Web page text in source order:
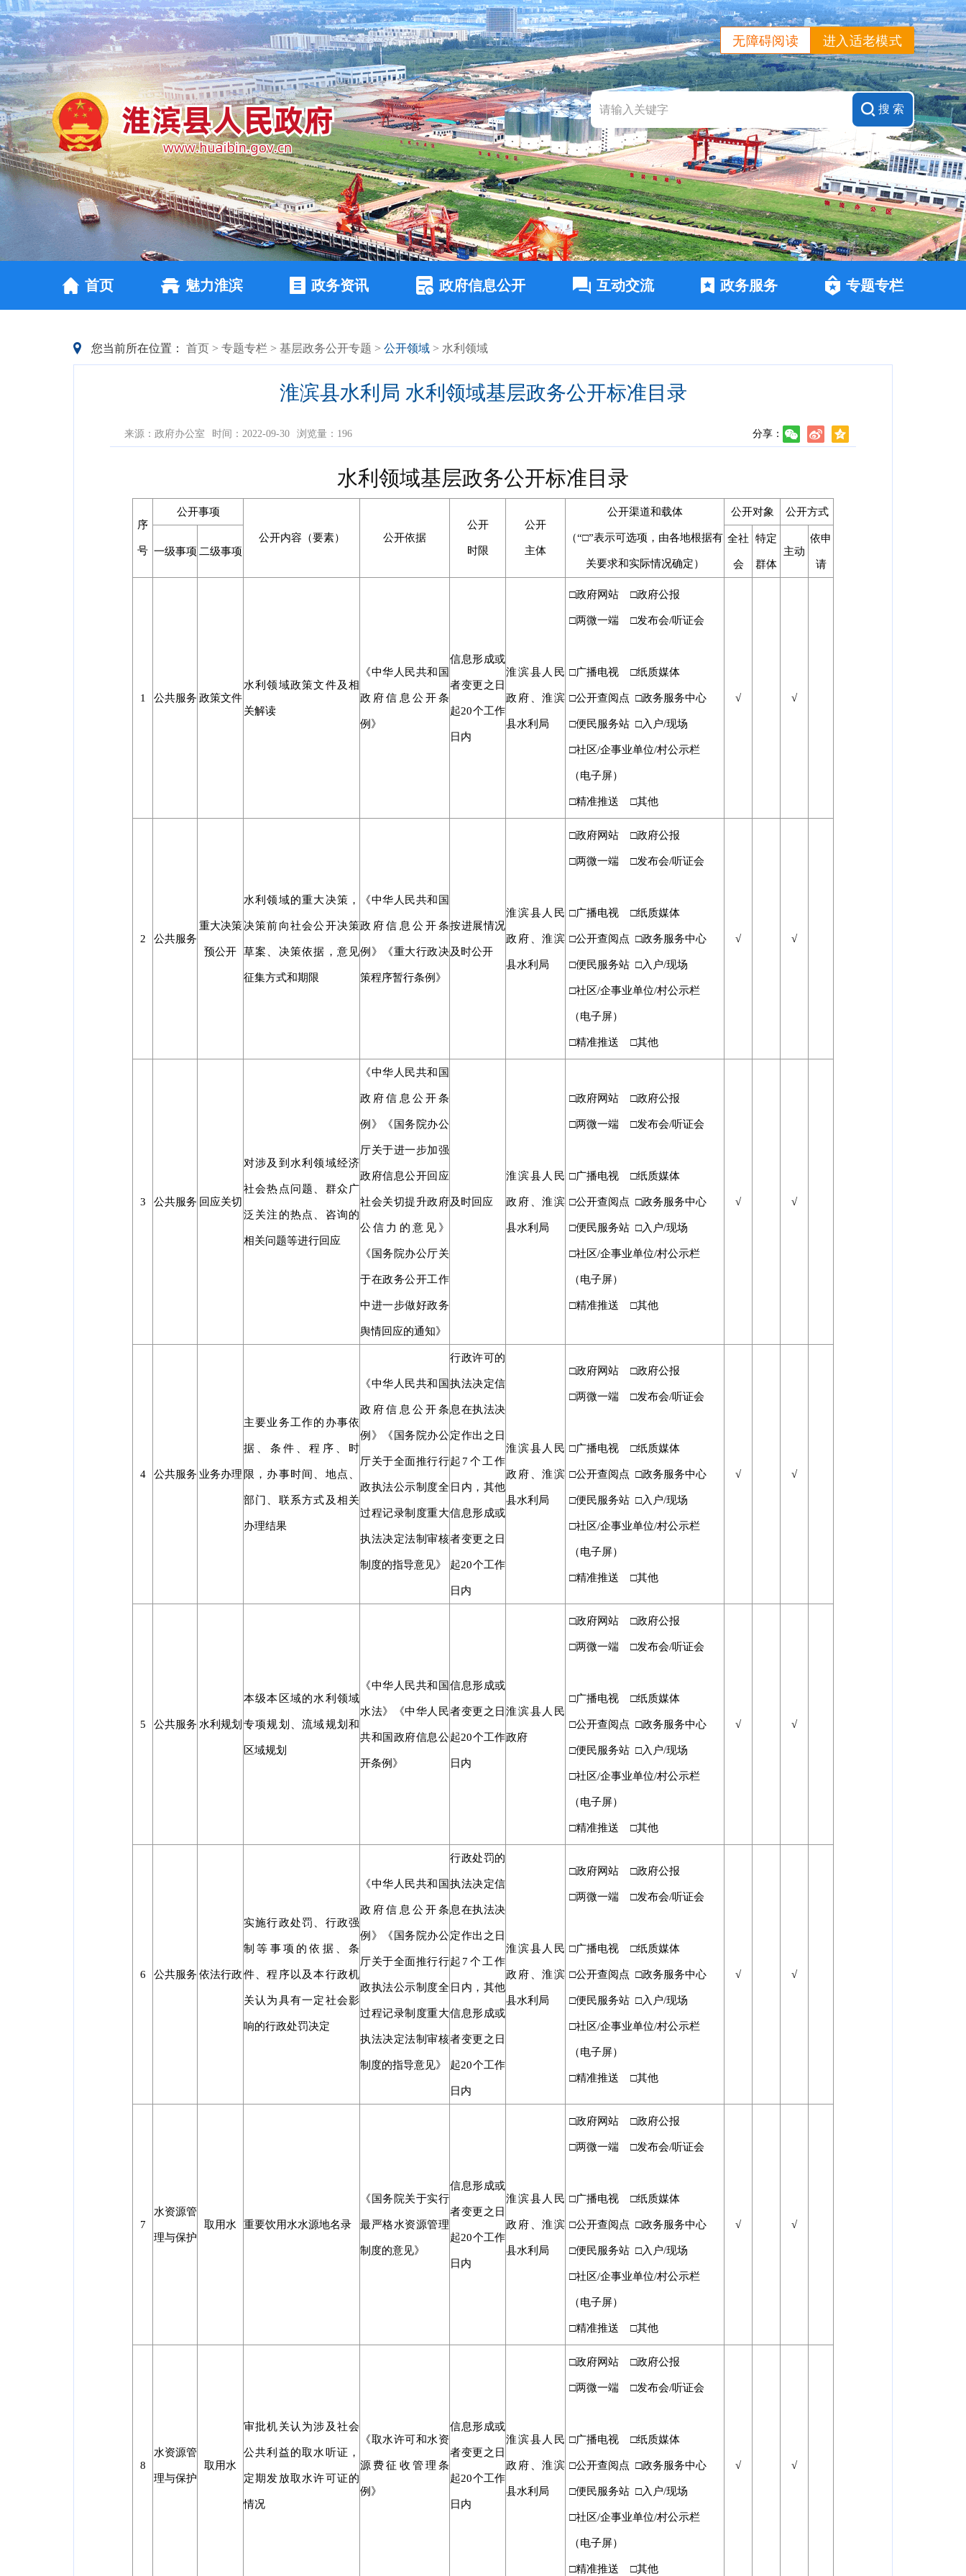
进入适老模式
无障碍阅读
首页 魅力淮滨 政务资讯 政府信息公开 互动交流 政务服务 专题专栏
您当前所在位置： 首页 > 专题专栏 > 基层政务公开专题 > 公开领域 > 水利领域
淮滨县水利局 水利领域基层政务公开标准目录
来源：政府办公室 时间：2022-09-30 浏览量： 196 分享：
水利领域基层政务公开标准目录
序
号
公开事项
公开内容（要素） 公开依据
公开
时限
公开
主体
公开渠道和载体
（“□”表示可选项，由各地根据有
关要求和实际情况确定）
公开对象 公开方式
一级事项 二级事项
全社
会
特定
群体
主动
依申
请
1 公共服务 政策文件
水利领域政策文件及相
关解读
《中华人民共和国
政府信息公开条
例》
信息形成或
者变更之日
起20个工作
日内
淮滨县人民
政府、淮滨
县水利局
□政府网站 □政府公报
□两微一端 □发布会/听证会
□广播电视 □纸质媒体
□公开查阅点 □政务服务中心
□便民服务站 □入户/现场
□社区/企事业单位/村公示栏
（电子屏）
□精准推送 □其他
√ √
2 公共服务
重大决策
预公开
水利领域的重大决策，
决策前向社会公开决策
草案、决策依据，意见
征集方式和期限
《中华人民共和国
政府信息公开条
例》《重大行政决
策程序暂行条例》
按进展情况
及时公开
淮滨县人民
政府、淮滨
县水利局
□政府网站 □政府公报
□两微一端 □发布会/听证会
□广播电视 □纸质媒体
□公开查阅点 □政务服务中心
□便民服务站 □入户/现场
□社区/企事业单位/村公示栏
（电子屏）
□精准推送 □其他
√ √
3 公共服务 回应关切
对涉及到水利领域经济
社会热点问题、群众广
泛关注的热点、咨询的
相关问题等进行回应
《中华人民共和国
政府信息公开条
例》《国务院办公
厅关于进一步加强
政府信息公开回应
社会关切提升政府
公信力的意见》
《国务院办公厅关
于在政务公开工作
中进一步做好政务
舆情回应的通知》
及时回应
淮滨县人民
政府、淮滨
县水利局
□政府网站 □政府公报
□两微一端 □发布会/听证会
□广播电视 □纸质媒体
□公开查阅点 □政务服务中心
□便民服务站 □入户/现场
□社区/企事业单位/村公示栏
（电子屏）
□精准推送 □其他
√ √
4 公共服务 业务办理
主要业务工作的办事依
据、条件、程序、时
限，办事时间、地点、
部门、联系方式及相关
办理结果
《中华人民共和国
政府信息公开条
例》《国务院办公
厅关于全面推行行
政执法公示制度全
过程记录制度重大
执法决定法制审核
制度的指导意见》
行政许可的
执法决定信
息在执法决
定作出之日
起 7个工作
日内，其他
信息形成或
者变更之日
起20个工作
日内
淮滨县人民
政府、淮滨
县水利局
□政府网站 □政府公报
□两微一端 □发布会/听证会
□广播电视 □纸质媒体
□公开查阅点 □政务服务中心
□便民服务站 □入户/现场
□社区/企事业单位/村公示栏
（电子屏）
□精准推送 □其他
√ √
5 公共服务 水利规划
本级本区域的水利领域
专项规划、流域规划和
区域规划
《中华人民共和国
水法》《中华人民
共和国政府信息公
开条例》
信息形成或
者变更之日
起20个工作
日内
淮滨县人民
政府
□政府网站 □政府公报
□两微一端 □发布会/听证会
□广播电视 □纸质媒体
□公开查阅点 □政务服务中心
□便民服务站 □入户/现场
□社区/企事业单位/村公示栏
（电子屏）
□精准推送 □其他
√ √
6 公共服务 依法行政
实施行政处罚、行政强
制等事项的依据、条
件、程序以及本行政机
关认为具有一定社会影
响的行政处罚决定
《中华人民共和国
政府信息公开条
例》《国务院办公
厅关于全面推行行
政执法公示制度全
过程记录制度重大
执法决定法制审核
制度的指导意见》
行政处罚的
执法决定信
息在执法决
定作出之日
起 7个工作
日内，其他
信息形成或
者变更之日
起20个工作
日内
淮滨县人民
政府、淮滨
县水利局
□政府网站 □政府公报
□两微一端 □发布会/听证会
□广播电视 □纸质媒体
□公开查阅点 □政务服务中心
□便民服务站 □入户/现场
□社区/企事业单位/村公示栏
（电子屏）
□精准推送 □其他
√ √
7
水资源管
理与保护
取用水 重要饮用水水源地名录
《国务院关于实行
最严格水资源管理
制度的意见》
信息形成或
者变更之日
起20个工作
日内
淮滨县人民
政府、淮滨
县水利局
□政府网站 □政府公报
□两微一端 □发布会/听证会
□广播电视 □纸质媒体
□公开查阅点 □政务服务中心
□便民服务站 □入户/现场
□社区/企事业单位/村公示栏
（电子屏）
□精准推送 □其他
√ √
8
水资源管
理与保护
取用水
审批机关认为涉及社会
公共利益的取水听证，
定期发放取水许可证的
情况
《取水许可和水资
源费征收管理条
例》
信息形成或
者变更之日
起20个工作
日内
淮滨县人民
政府、淮滨
县水利局
□政府网站 □政府公报
□两微一端 □发布会/听证会
□广播电视 □纸质媒体
□公开查阅点 □政务服务中心
□便民服务站 □入户/现场
□社区/企事业单位/村公示栏
（电子屏）
□精准推送 □其他
√ √